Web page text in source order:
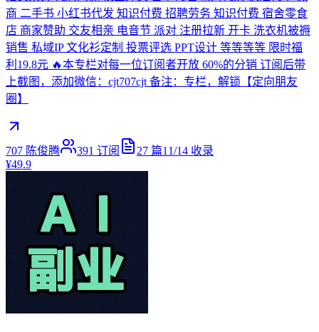
商 二手书 小红书代发 知识付费 招聘劳务 知识付费 宿舍零食
店 商家赞助 交友相亲 电音节 派对 注册拉新 开卡 洗衣机被褥
销售 私域IP 文化衫定制 投票评选 PPT设计 等等等等 限时福
利19.8元 🔥本专栏对每一位订阅者开放 60%的分销 订阅后带
上截图，添加微信：cjt707cjt 备注：专栏，解锁【定向朋友
圈】
707 陈俊腾 391 订阅 27 篇11/14 收录
¥49.9